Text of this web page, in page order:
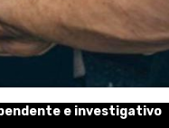
e investigativo